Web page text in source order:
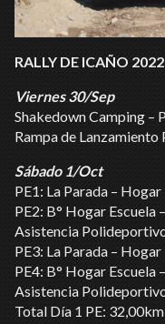
RALLY DE ICAÑO
Viernes 30/Sep
Shakedown Camping –
Rampa de Lanzamiento
Sábado 1/Oct
PE1: La Parada –
PE2: B° Hogar Escuela
Asistencia
PE3: La Parada –
PE4: B° Hogar Escuela
Asistencia
Total Día 1 PE: